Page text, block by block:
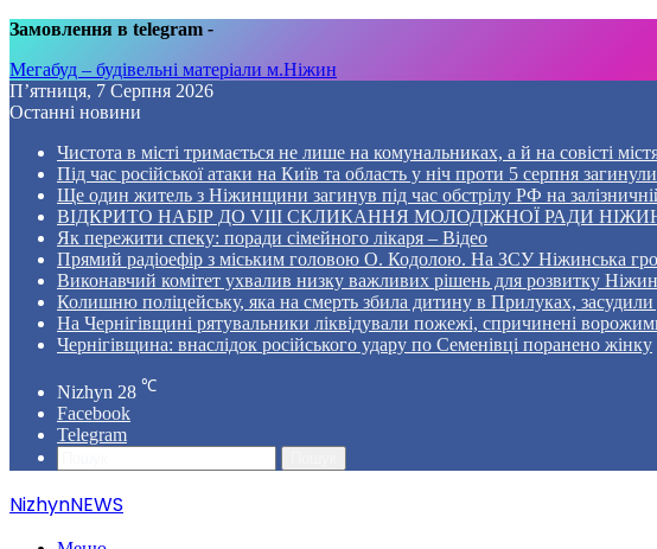
Замовлення в telegram -
Мегабуд – будівельні матеріали м.Ніжин
П’ятниця, 7 Серпня 2026
Останні новини
Чистота в місті тримається не лише на комунальниках, а й на совісті
Під час російської атаки на Київ та область у ніч проти 5 серпня
Ще один житель з Ніжинщини загинув під час обстрілу РФ на
ВІДКРИТО НАБІР ДО VIII СКЛИКАННЯ МОЛОДІЖНОЇ РАДИ
Як пережити спеку: поради сімейного лікаря – Відео
Прямий радіоефір з міським головою О. Кодолою. На ЗСУ Ніжинська
Виконавчий комітет ухвалив низку важливих рішень для розвитку
Колишню поліцейську, яка на смерть збила дитину в Прилуках, засудили
На Чернігівщині рятувальники ліквідували пожежі, спричинені
Чернігівщина: внаслідок російського удару по Семенівці поранено жінку
Nizhyn 28 ℃
Facebook
Telegram
NizhynNEWS